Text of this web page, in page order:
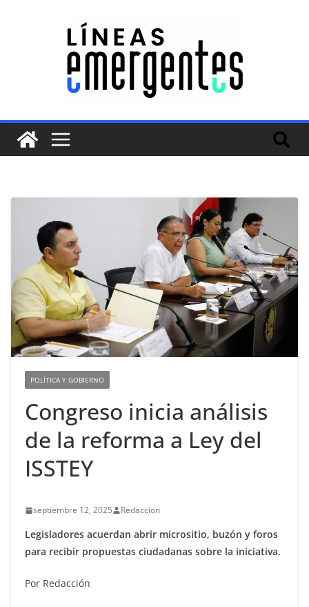
POLÍTICA Y GOBIERNO
Congreso inicia análisis
de la reforma a Ley del
ISSTEY
septiembre 12, 2025 Redaccion
Legisladores acuerdan abrir micrositio, buzón y foros
para recibir propuestas ciudadanas sobre la iniciativa.
Por Redacción